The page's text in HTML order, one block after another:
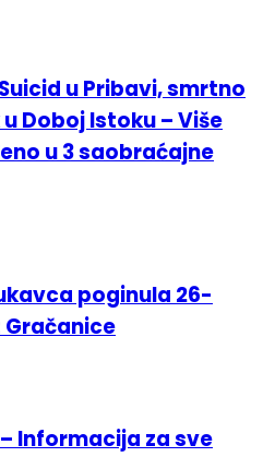
Doboj Istoku – Više
u 3 saobraćajne